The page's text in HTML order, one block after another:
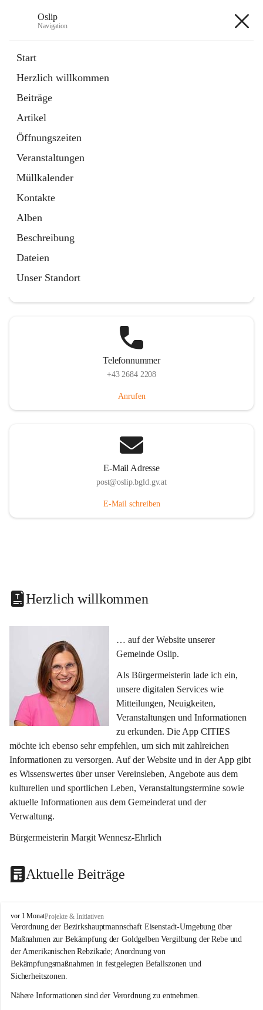
Oslip
Navigation
Start
Herzlich willkommen
Beiträge
Artikel
Öffnungszeiten
Veranstaltungen
Müllkalender
Kontakte
Alben
Beschreibung
Dateien
Unser Standort
Externe Webseite
in
Tab
Bundeskanzleramt Österreich
Externe Webseite
öffnet
in
neuem
Tab
Telefonnummer
+43 2684 2208
Anrufen
E-Mail Adresse
post@oslip.bgld.gv.at
E-Mail schreiben
Herzlich willkommen
… auf der Website unserer
Gemeinde Oslip.
Als Bürgermeisterin lade ich ein,
unsere digitalen Services wie
Mitteilungen, Neuigkeiten,
Veranstaltungen und Informationen
zu erkunden. Die App CITIES
möchte ich ebenso sehr empfehlen, um sich mit zahlreichen
Informationen zu versorgen. Auf der Website und in der App gibt
es Wissenswertes über unser Vereinsleben, Angebote aus dem
kulturellen und sportlichen Leben, Veranstaltungstermine sowie
aktuelle Informationen aus dem Gemeinderat und der
Verwaltung.
Bürgermeisterin Margit Wennesz-Ehrlich
Aktuelle Beiträge
O
s
l
i
p
vor 1 MonatProjekte & Initiativen
Verordnung der Bezirkshauptmannschaft Eisenstadt-Umgebung über
Maßnahmen zur Bekämpfung der Goldgelben Vergilbung der Rebe und
der Amerikanischen Rebzikade; Anordnung von
Bekämpfungsmaßnahmen in festgelegten Befallszonen und
Sicherheitszonen.
Nähere Informationen sind der Verordnung zu entnehmen.